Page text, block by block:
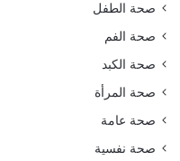
صحة الطفل
صحة الفم
صحة الكبد
صحة المرأة
صحة عامة
صحة نفسية